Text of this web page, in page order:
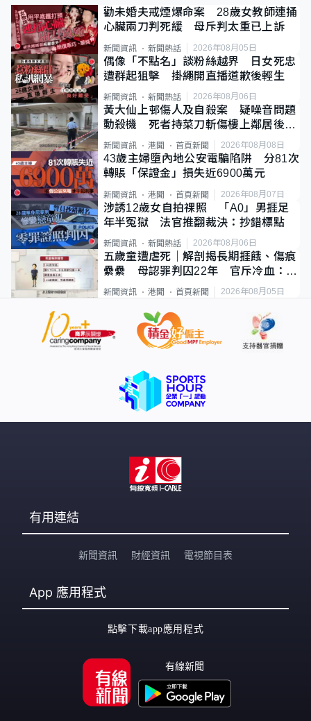
勸未婚夫戒煙爆命案 28歲女教師連捅
心臟兩刀判死緩 母斥判太重已上訴
新聞資訊 新聞熱話 2026年08月05日
偶像「不點名」談粉絲越界 日女死忠
遭群起狙擊 掛繩開直播道歉後輕生
新聞資訊 新聞熱話 2026年08月06日
黃大仙上邨傷人及自殺案 疑噪音問題
動殺機 死者持菜刀斬傷樓上鄰居後墮
斃
新聞資訊 港聞 首頁新聞 2026年08月08日
43歲主婦墮內地公安電騙陷阱 分81次
轉賬「保證金」損失近6900萬元
新聞資訊 港聞 首頁新聞 2026年08月07日
涉誘12歲女自拍祼照 「A0」男捱足
年半冤獄 法官推翻裁決：抄錯標點
新聞資訊 新聞熱話 2026年08月06日
五歲童遭虐死｜解剖揭長期捱餓、傷痕
纍纍 母認罪判囚22年 官斥冷血：同
類案最惡劣
新聞資訊 港聞 首頁新聞 2026年08月05日
有用連結
新聞資訊 財經資訊 電視節目表
App 應用程式
點擊下載app應用程式
有線新聞